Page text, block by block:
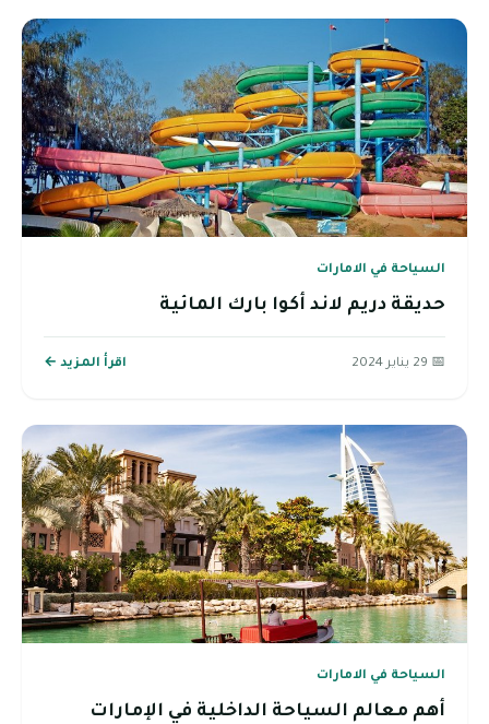
السياحة في الامارات
حديقة دريم لاند أكوا بارك المائية
📅 29 يناير 2024 اقرأ المزيد ←
السياحة في الامارات
أهم معالم السياحة الداخلية في الإمارات